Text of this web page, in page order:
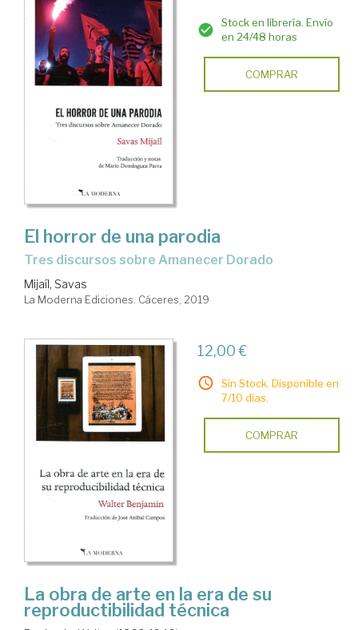
Stock en librería. Envío
en 24/48 horas
COMPRAR
El horror de una parodia
tres discursos sobre Amanecer Dorado
Mijaíl, Savas
La Moderna Ediciones. Cáceres, 2019
12,00 €
Sin Stock. Disponible en
7/10 días.
COMPRAR
La obra de arte en la era de su
reproductibilidad técnica